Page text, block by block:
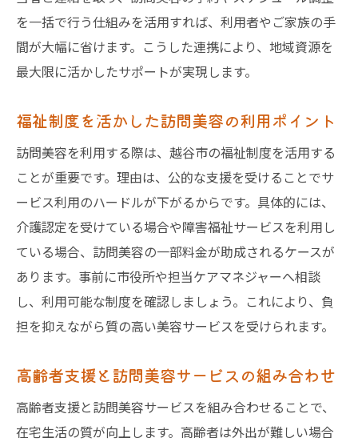
を一括で行う仕組みを活用すれば、利用者やご家族の手
間が大幅に省けます。こうした連携により、地域資源を
最大限に活かしたサポートが実現します。
福祉制度を活かした訪問美容の利用ポイント
訪問美容を利用する際は、越谷市の福祉制度を活用する
ことが重要です。理由は、公的な支援を受けることでサ
ービス利用のハードルが下がるからです。具体的には、
介護認定を受けている場合や障害福祉サービスを利用し
ている場合、訪問美容の一部料金が助成されるケースが
あります。事前に市役所や担当ケアマネジャーへ相談
し、利用可能な制度を確認しましょう。これにより、負
担を抑えながら質の高い美容サービスを受けられます。
高齢者支援と訪問美容サービスの組み合わせ
高齢者支援と訪問美容サービスを組み合わせることで、
在宅生活の質が向上します。高齢者は外出が難しい場合